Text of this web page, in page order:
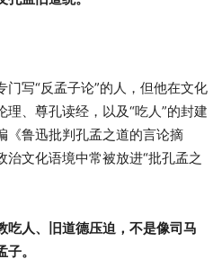
写“反孟子论”的人，但他在文化
、尊孔读经，以及“吃人”的封建
《鲁迅批判孔孟之道的言论摘
文化语境中常被放进“批孔孟之
吃人、旧道德压迫，不是像司马
。